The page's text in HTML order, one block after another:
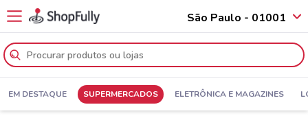
São Paulo - 01001
EM DESTAQUE SUPERMERCADOS ELETRÔNICA E MAGAZINES